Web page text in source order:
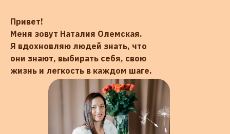
Привет!
Меня зовут Наталия Олемская.
Я вдохновляю людей знать, что
они знают, выбирать себя, свою
жизнь и легкость в каждом шаге.